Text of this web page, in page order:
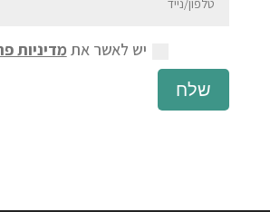
יש לאשר את מדיניות
שלח